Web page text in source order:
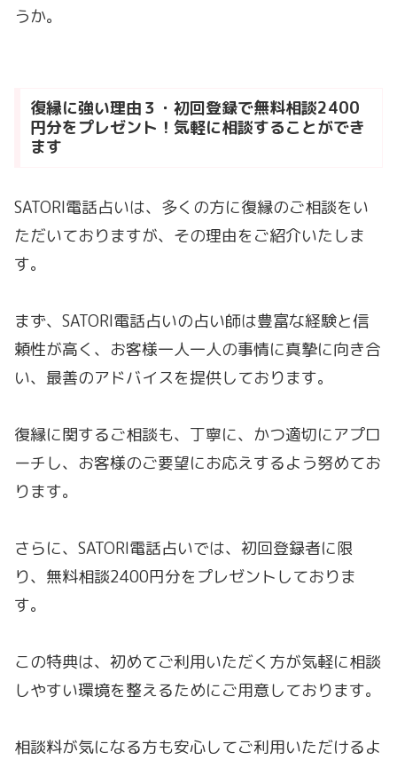
うか。
復縁に強い理由３・初回登録で無料相談2400
円分をプレゼント！気軽に相談することができ
ます
SATORI電話占いは、多くの方に復縁のご相談をい
ただいておりますが、その理由をご紹介いたしま
す。
まず、SATORI電話占いの占い師は豊富な経験と信
頼性が高く、お客様一人一人の事情に真摯に向き合
い、最善のアドバイスを提供しております。
復縁に関するご相談も、丁寧に、かつ適切にアプロ
ーチし、お客様のご要望にお応えするよう努めてお
ります。
さらに、SATORI電話占いでは、初回登録者に限
り、無料相談2400円分をプレゼントしておりま
す。
この特典は、初めてご利用いただく方が気軽に相談
しやすい環境を整えるためにご用意しております。
相談料が気になる方も安心してご利用いただけるよ